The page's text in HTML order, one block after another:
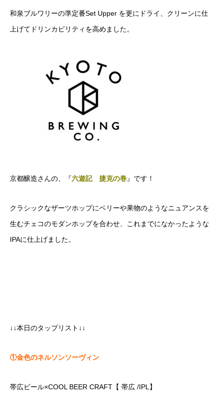
和泉ブルワリーの準定番Set Upper を更にドライ、クリーンに仕
上げてドリンカビリティを高めました。
京都醸造さんの、『六遊記 捷克の巻』です！
クラシックなザーツホップにベリーや果物のようなニュアンスを
生むチェコのモダンホップを合わせ、これまでになかったような
IPAに仕上げました。
↓↓本日のタップリスト↓↓
①金色のネルソンソーヴィン
帯広ビール×COOL BEER CRAFT【 帯広 /IPL】